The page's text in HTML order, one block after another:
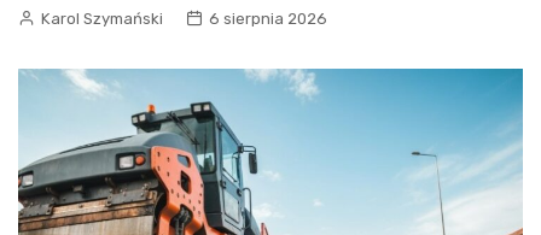
Karol Szymański 6 sierpnia 2026